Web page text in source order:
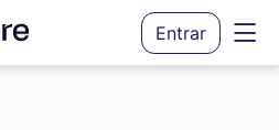
Entrar